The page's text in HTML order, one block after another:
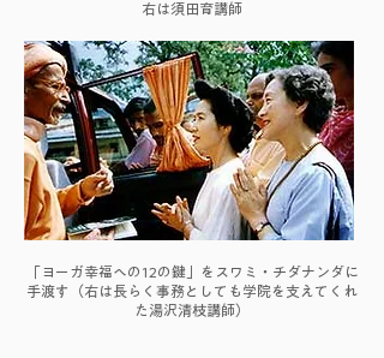
右は須田育講師
「ヨーガ幸福への12の鍵」をスワミ・チダナンダに
手渡す（右は長らく事務としても学院を支えてくれ
た湯沢清枝講師）